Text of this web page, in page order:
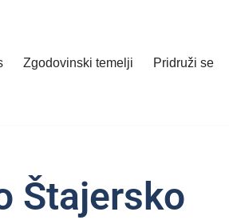
Zgodovinski temelji Pridruži se
Štajersko